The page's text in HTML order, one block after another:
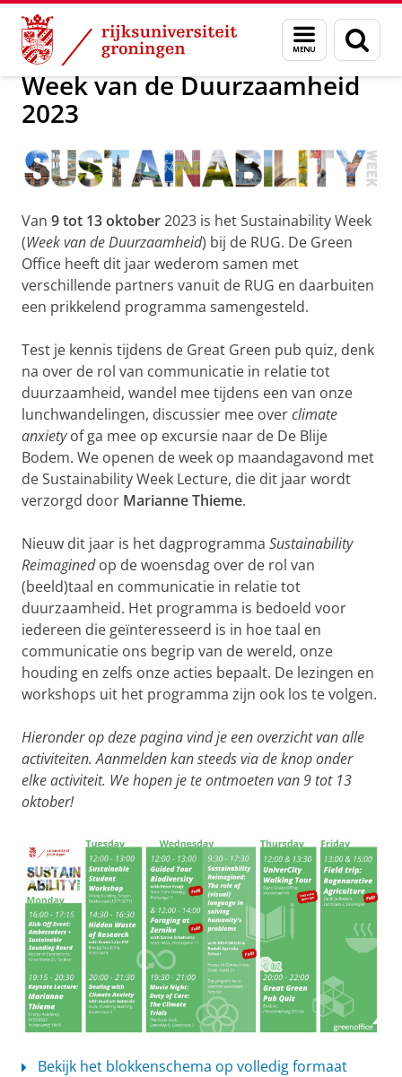
Skip
Content
Skip
Navigation
Menu
en
zoeken
Over ons Profiel Feiten en cijfers Duurzaamheid
Week van de Duurzaamheid
2023
Van 9 tot 13 oktober2023 is het Sustainability Week
(Week van de Duurzaamheid) bij de RUG. De Green
Office heeft dit jaar wederom samen met
verschillende partners vanuit de RUG en daarbuiten
een prikkelend programma samengesteld.
Test je kennis tijdens de Great Green pub quiz, denk
na over de rol van communicatie in relatie tot
duurzaamheid, wandel mee tijdens een van onze
lunchwandelingen, discussier mee overclimate
anxietyof ga mee op excursie naar de De Blije
Bodem. We openen de week op maandagavond met
de Sustainability Week Lecture, die dit jaar wordt
verzorgd door Marianne Thieme.
Nieuw dit jaar is het dagprogramma Sustainability
Reimaginedop de woensdag over de rol van
(beeld)taal en communicatie in relatie tot
duurzaamheid. Het programma is bedoeld voor
iedereen die geïnteresseerd is in hoe taal en
communicatie ons begrip van de wereld, onze
houding en zelfs onze acties bepaalt. De lezingen en
workshops uit het programma zijn ook los te volgen.
Hieronder op deze pagina vind je een overzicht van alle
activiteiten. Aanmelden kan steeds via de knop onder
elke activiteit. We hopen je te ontmoeten van 9 tot 13
oktober!
Bekijk het blokkenschema op volledig formaat